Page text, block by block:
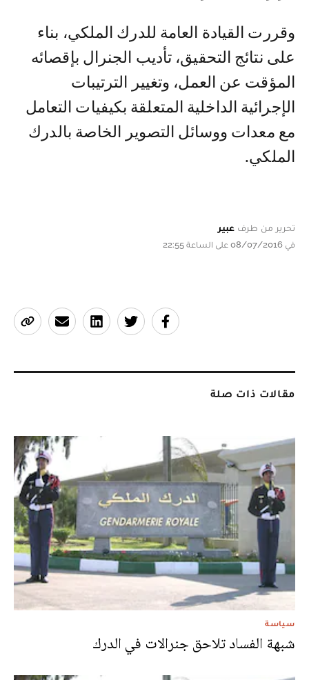
وقررت القيادة العامة للدرك الملكي، بناء
على نتائج التحقيق، تأديب الجنرال بإقصائه
المؤقت عن العمل، وتغيير الترتيبات
الإجرائية الداخلية المتعلقة بكيفيات التعامل
مع معدات ووسائل التصوير الخاصة بالدرك
الملكي.
تحرير من طرف عبير
في 08/07/2016 على الساعة 22:55
مقالات ذات صلة
سياسة
شبهة الفساد تلاحق جنرالات في الدرك